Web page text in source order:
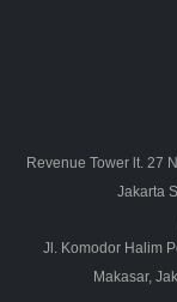
Revenue Tower lt. 27
Jakarta
Jl. Komodor Halim
Makasar,